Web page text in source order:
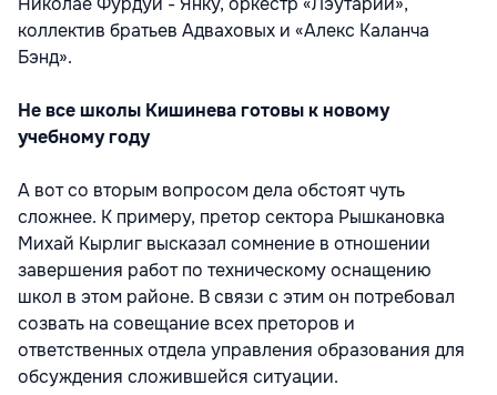
коллектив братьев Адваховых и «Алекс Каланча
Бэнд».
Не все школы Кишинева готовы к новому
учебному году
А вот со вторым вопросом дела обстоят чуть
сложнее. К примеру, претор сектора Рышкановка
Михай Кырлиг высказал сомнение в отношении
завершения работ по техническому оснащению
школ в этом районе. В связи с этим он потребовал
созвать на совещание всех преторов и
ответственных отдела управления образования для
обсуждения сложившейся ситуации.